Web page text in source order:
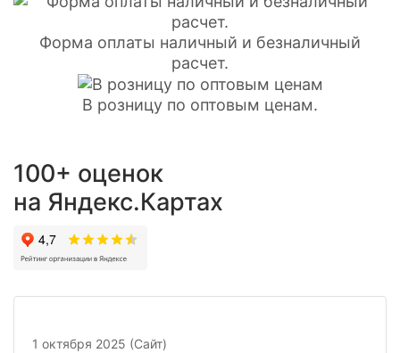
Форма оплаты наличный и безналичный
расчет.
В розницу по оптовым ценам.
100+ оценок
на Яндекс.Картах
1 октября 2025 (Сайт)